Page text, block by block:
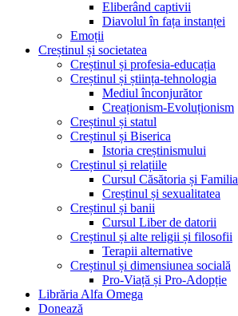
Eliberând captivii
Diavolul în fața instanței
Emoții
Creștinul și societatea
Creștinul și profesia-educația
Creștinul și știința-tehnologia
Mediul înconjurător
Creaționism-Evoluționism
Creștinul și statul
Creștinul și Biserica
Istoria creștinismului
Creștinul și relațiile
Cursul Căsătoria și Familia
Creștinul și sexualitatea
Creștinul și banii
Cursul Liber de datorii
Creștinul și alte religii și filosofii
Terapii alternative
Creștinul și dimensiunea socială
Pro-Viață și Pro-Adopție
Librăria Alfa Omega
Donează